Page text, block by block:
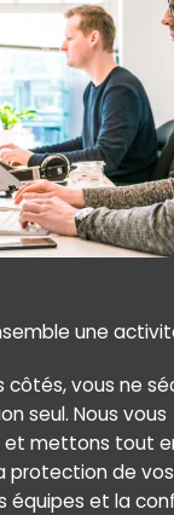
une
côtés, vous ne
seul. Nous vous
et mettons tout
protection de
équipes et la